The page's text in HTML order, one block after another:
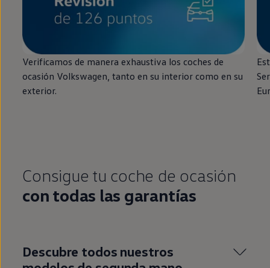
Verificamos de manera exhaustiva los coches de
ocasión Volkswagen, tanto en su interior como en su
exterior.
Consigue tu coche de ocasión
con todas las garantías
Descubre todos nuestros